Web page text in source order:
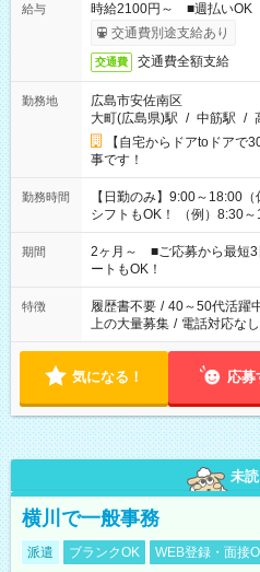
給与
時給2100円～ ■週払いOK
交通費別途支給あり
交通費 交通費全額支給
勤務地
広島市安佐南区
大町(広島県)駅 / 中筋駅 /
【自宅からドアtoドアで
事です！
勤務時間
【日勤のみ】9:00～18:00（休憩60分） ■ご
シフトもOK！ （例）
「家族とお休みを合わせた
たい」 「できれば残業はし
えてくださいね。 ※Wワーク希望の方へ 今ご覧のお仕事で希望
する勤務時間と、もう1つ
間を超える場合は応募でき
期間
2ヶ月～ ■ご応募から最短
ートもOK！
特徴 履歴書不要 / 40～50代活躍
上の大量募集 / 電話対応なし
気になる！ 応募
未読
横川で一般事務
派遣 ブランクOK WEB登録・面接